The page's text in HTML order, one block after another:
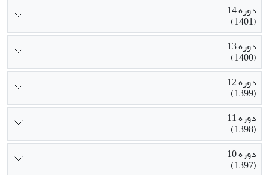
دوره 14
(1401)
دوره 13
(1400)
دوره 12
(1399)
دوره 11
(1398)
دوره 10
(1397)